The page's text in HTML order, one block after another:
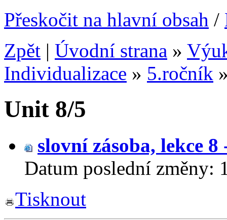
Přeskočit na hlavní obsah /
Zpět | Úvodní strana »
Individualizace » 5.ročník
Unit 8/5
slovní zásoba, lekce 8
Datum poslední změny:
Tisknout